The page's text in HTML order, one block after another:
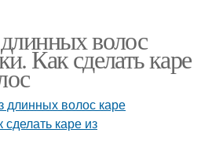
волос
Как сделать каре